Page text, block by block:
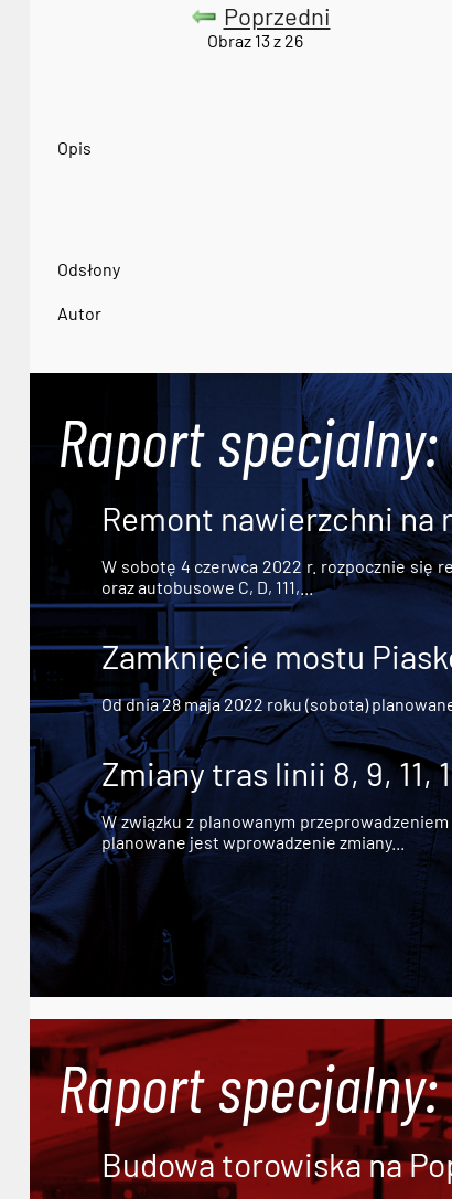
Poprzedni
Obraz 13 z 26
Opis
Odsłony
Autor
Raport
Remont nawierzchni na
W sobotę 4 czerwca 2022 r. rozpocznie się
oraz autobusowe C, D, 111,...
Zamknięcie mostu
Od dnia 28 maja 2022 roku (sobota)
Zmiany tras linii 8, 9, 11,
W związku z planowanym
planowane jest wprowadzenie zmiany...
Raport
Budowa torowiska na